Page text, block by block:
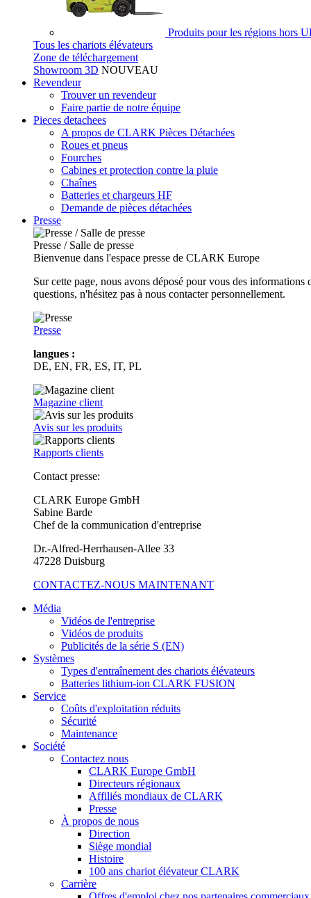
Produits pour les régions hors
Tous les chariots élévateurs
Zone de téléchargement
Showroom 3D NOUVEAU
Revendeur
Trouver un revendeur
Faire partie de notre équipe
Pieces detachees
A propos de CLARK Pièces Détachées
Roues et pneus
Fourches
Cabines et protection contre la pluie
Chaînes
Batteries et chargeurs HF
Demande de pièces détachées
Presse
Presse / Salle de presse
Bienvenue dans l'espace presse de CLARK Europe
Sur cette page, nous avons déposé pour vous des
questions, n'hésitez pas à nous contacter personnellement.
Presse
langues :
DE, EN, FR, ES, IT, PL
Magazine client
Avis sur les produits
Rapports clients
Contact presse:
CLARK Europe GmbH
Sabine Barde
Chef de la communication d'entreprise
Dr.-Alfred-Herrhausen-Allee 33
47228 Duisburg
CONTACTEZ-NOUS MAINTENANT
Média
Vidéos de l'entreprise
Vidéos de produits
Publicités de la série S (EN)
Systèmes
Types d'entraînement des chariots élévateurs
Batteries lithium-ion CLARK FUSION
Service
Coûts d'exploitation réduits
Sécurité
Maintenance
Société
Contactez nous
CLARK Europe GmbH
Directeurs régionaux
Affiliés mondiaux de CLARK
Presse
À propos de nous
Direction
Siège mondial
Histoire
100 ans chariot élévateur CLARK
Carrière